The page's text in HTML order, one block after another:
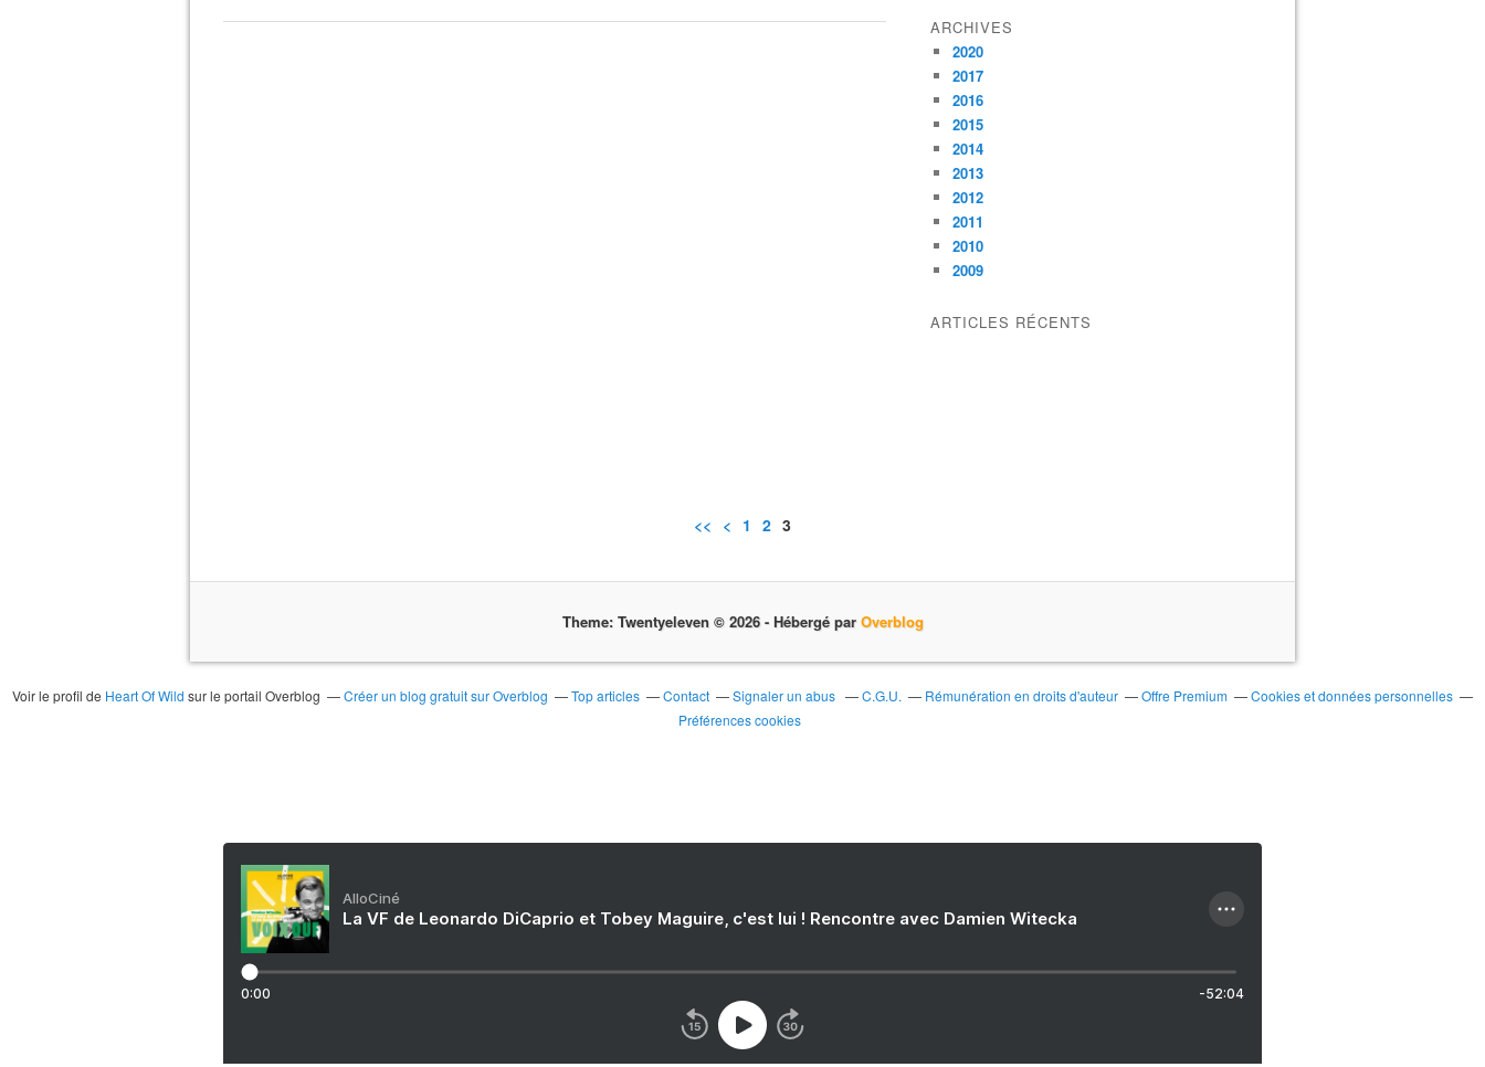
ARCHIVES
2020
2017
2016
2015
2014
2013
2012
2011
2010
2009
ARTICLES RÉCENTS
<< < 1 2 3
Theme: Twentyeleven © 2026 - Hébergé par Overblog
Voir le profil de Heart Of Wild sur le portail Overblog Créer un blog gratuit sur Overblog Top articles Contact Signaler un abus C.G.U. Rémunération en droits d'auteur Offre Premium
Cookies et données personnelles
Préférences cookies
AlloCiné
La VF de Leonardo DiCaprio et Tobey Maguire, c'est lui ! Rencontre avec Damien Witecka
0:00 -52:04